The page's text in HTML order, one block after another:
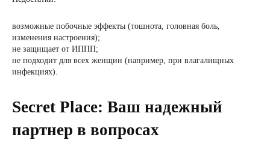
возможные побочные эффекты (тошнота, головная боль,
изменения настроения);
не защищает от ИППП;
не подходит для всех женщин (например, при влагалищных
инфекциях).
Secret Place: Ваш надежный
партнер в вопросах